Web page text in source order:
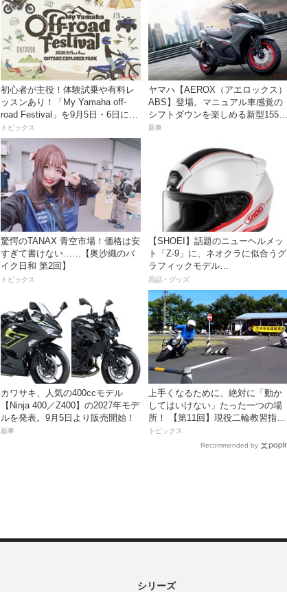
初心者が主役！体験試乗や有料レ
ッスンあり！「My Yamaha off-
road Festival」を9月5日・6日にオ
ンタケエクスプローラーパークで
実施！
トピックス
ヤマハ【AEROX（アエロックス）
ABS】登場。マニュアル車感覚の
シフトダウンを楽しめる新型155cc
スポーツスクーター8月31日発売。
新車
驚愕のTANAX 青空市場！価格は安
すぎて書けない……【奥沙織のバ
イク日和 第2回】
トピックス
【SHOEI】話題のニューヘルメッ
ト「Z-9」に、ネオクラに似合うグ
ラフィックモデル
「BURNSIDE（バーンサイド）」
が登場！
用品・グッズ
カワサキ、人気の400ccモデル
【Ninja 400／Z400】の2027年モデ
ルを発表。9月5日より販売開始！
新車
上手くなるために、絶対に「動か
してはいけない」たった一つの場
所！ 【第11回】現役二輪教習指導
員YouTuberばくのライテク講座
トピックス
Recommended by
シリーズ